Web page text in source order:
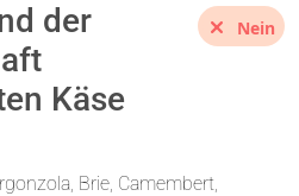
der
Käse
Nein
Brie, Camembert,